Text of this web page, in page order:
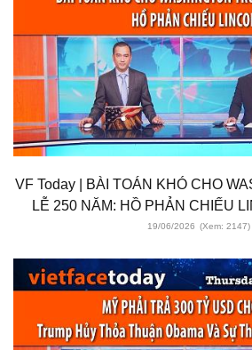
VF Today | BÀI TOÁN KHÓ CHO
LỄ 250 NĂM: HỒ PHẢN CHIẾU
19/06/2026 (Xem: 2147)